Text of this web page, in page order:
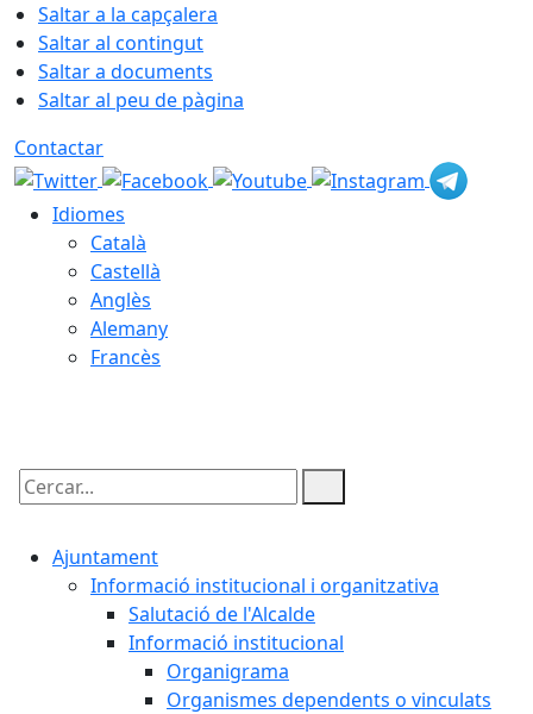
Saltar a la capçalera
Saltar al contingut
Saltar a documents
Saltar al peu de pàgina
Contactar
Idiomes
Català
Castellà
Anglès
Alemany
Francès
Cercar:
Ajuntament
Informació institucional i organitzativa
Salutació de l'Alcalde
Informació institucional
Organigrama
Organismes dependents o vinculats